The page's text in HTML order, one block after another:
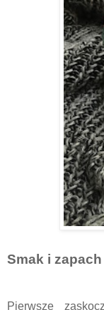
Smak i zapach
Pierwsze